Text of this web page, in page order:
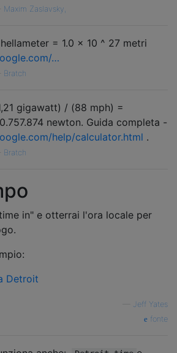
Maxim Zaslavsky,
hellameter = 1.0 × 10 ^ 27 metri
…
Bratch
gigawatt) / (88 mph) =
newton. Guida completa -
help/calculator.html .
Bratch
in" e otterrai l'ora locale per
Detroit
Jeff Yates
fonte